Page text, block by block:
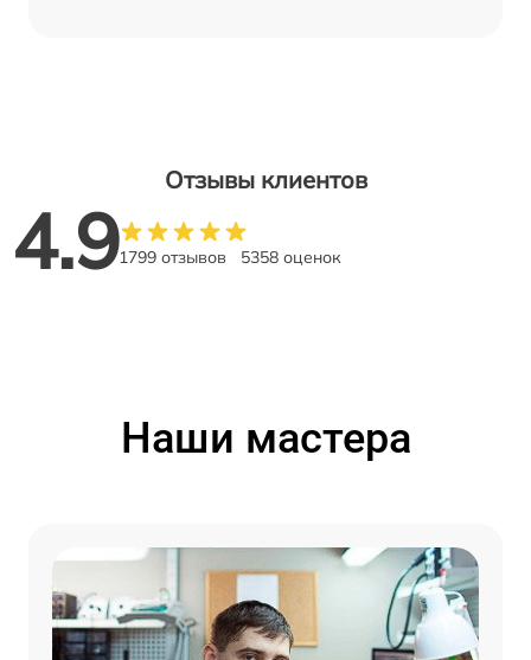
Отзывы клиентов
4.91799 отзывов 5358 оценок
Наши мастера